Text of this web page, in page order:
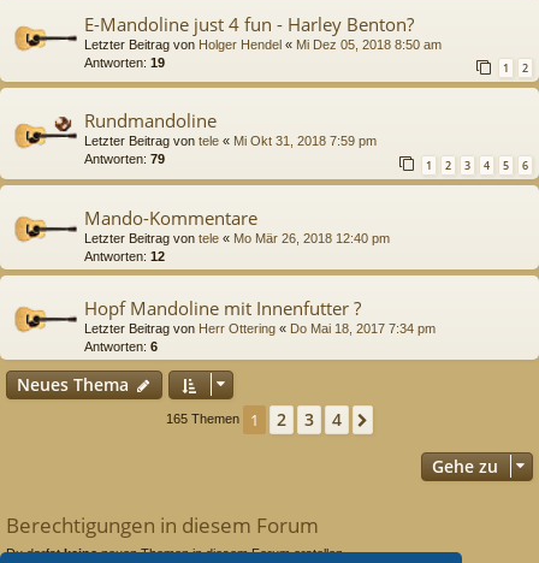
E-Mandoline just 4 fun - Harley Benton?
Letzter Beitrag von Holger Hendel « Mi Dez 05, 2018 8:50 am
Antworten: 19 1 2
Rundmandoline
Letzter Beitrag von tele « Mi Okt 31, 2018 7:59 pm
Antworten: 79 1 2 3 4 5 6
Mando-Kommentare
Letzter Beitrag von tele « Mo Mär 26, 2018 12:40 pm
Antworten: 12
Hopf Mandoline mit Innenfutter ?
Letzter Beitrag von Herr Ottering « Do Mai 18, 2017 7:34 pm
Antworten: 6
Neues Thema
165 Themen 1 2 3 4
Gehe zu
Berechtigungen in diesem Forum
Du darfstkeineneuen Themen in diesem Forum erstellen.